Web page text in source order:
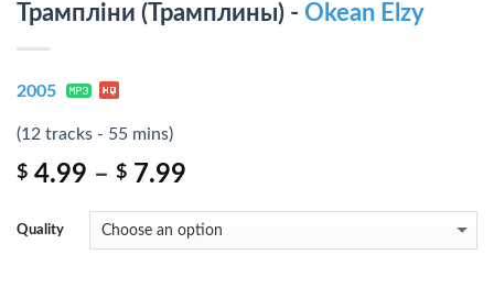
Трамплiни (Трамплины) - Okean Elzy
2005
(12 tracks - 55 mins)
$ 4.99 – $ 7.99
Quality